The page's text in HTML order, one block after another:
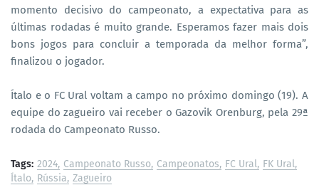
momento decisivo do campeonato, a expectativa para as
últimas rodadas é muito grande. Esperamos fazer mais dois
bons jogos para concluir a temporada da melhor forma”,
finalizou o jogador.
Ítalo e o FC Ural voltam a campo no próximo domingo (19). A
equipe do zagueiro vai receber o Gazovik Orenburg, pela 29ª
rodada do Campeonato Russo.
Tags: 2024 Campeonato Russo Campeonatos FC Ural FK Ural
Ítalo Rússia Zagueiro